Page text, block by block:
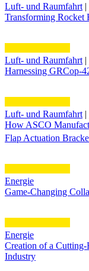
Luft- und Raumfahrt |
Transforming Rocket
Luft- und Raumfahrt |
Harnessing GRCop-
Luft- und Raumfahrt |
How ASCO
Flap Actuation
Energie
Game-Changing
Energie
Creation of a
Industry